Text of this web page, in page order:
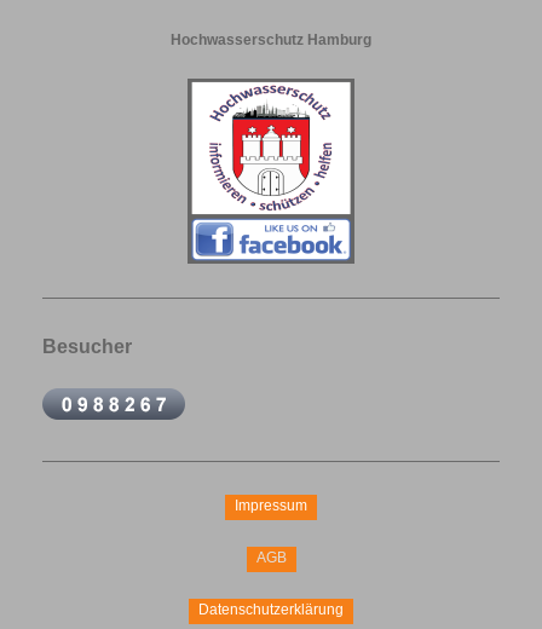
Hochwasserschutz Hamburg
Besucher
Impressum
AGB
Datenschutzerklärung